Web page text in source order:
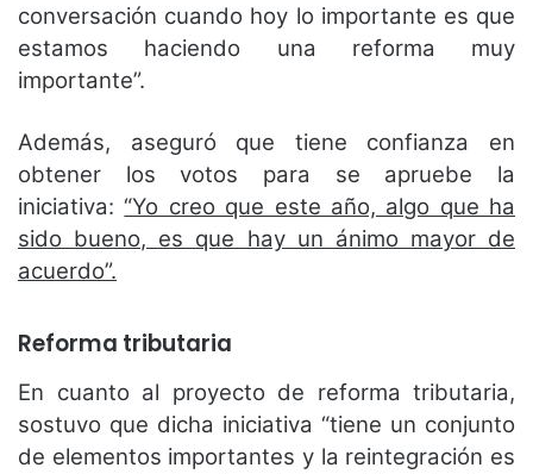
conversación cuando hoy lo importante es que
estamos haciendo una reforma muy
importante”.
Además, aseguró que tiene confianza en
obtener los votos para se apruebe la
iniciativa: “Yo creo que este año, algo que ha
sido bueno, es que hay un ánimo mayor de
acuerdo”.
Reforma tributaria
En cuanto al proyecto de reforma tributaria,
sostuvo que dicha iniciativa “tiene un conjunto
de elementos importantes y la reintegración es